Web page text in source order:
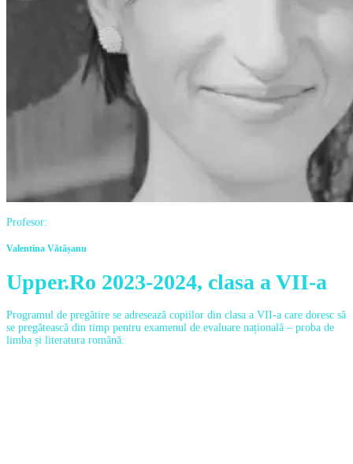
Profesor:
Valentina Vătășanu
Upper.Ro 2023-2024, clasa a VII-a
Programul de pregătire se adresează copiilor din clasa a VII-a care doresc să
se pregătească din timp pentru examenul de evaluare națională – proba de
limba și literatura română.